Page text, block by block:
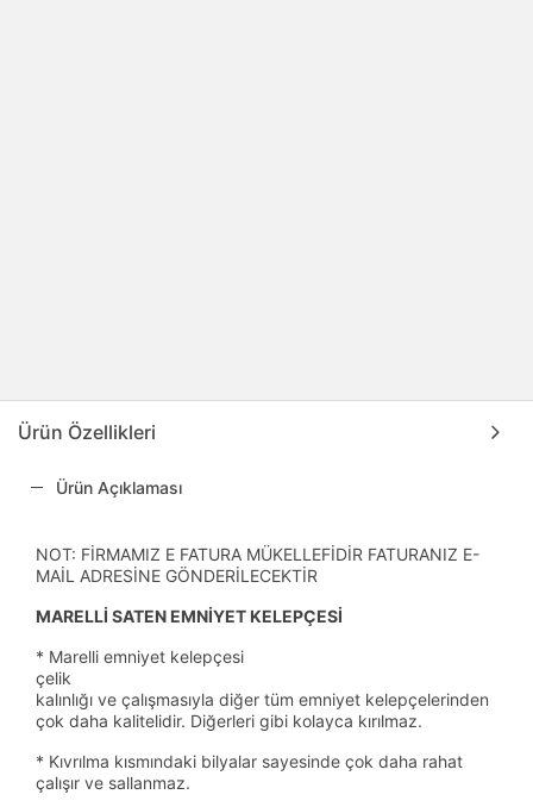
Ürün Özellikleri
Ürün Açıklaması
NOT: FİRMAMIZ E FATURA MÜKELLEFİDİR FATURANIZ E-
MAİL ADRESİNE GÖNDERİLECEKTİR
MARELLİ SATEN EMNİYET KELEPÇESİ
* Marelli emniyet kelepçesi
çelik
kalınlığı ve çalışmasıyla diğer tüm emniyet kelepçelerinden
çok daha kalitelidir. Diğerleri gibi kolayca kırılmaz.
* Kıvrılma kısmındaki bilyalar sayesinde çok daha rahat
çalışır ve sallanmaz.